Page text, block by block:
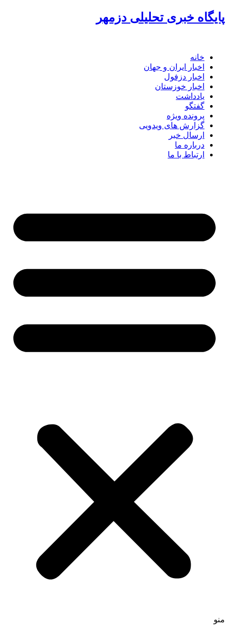
خبری تحلیلی دزمهر
خانه
اخبار ایران و جهان
اخبار دزفول
اخبار خوزستان
یادداشت
گفتگو
پرونده ویژه
گزارش های ویدویی
ارسال خبر
درباره ما
ارتباط با ما